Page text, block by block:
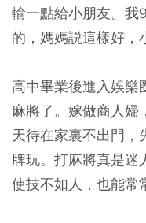
輸一點給小朋友。我
的，媽媽説這樣好，
高中畢業後進入娛樂
麻將了。嫁做商人婦
天待在家裏不出門，
牌玩。打麻將真是迷
使技不如人，也能常